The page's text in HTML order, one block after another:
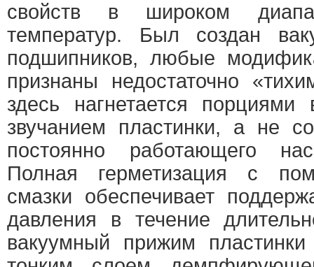
свойств в широком
температур. Был создан
подшипников, любые
признаны недостаточно
здесь нагнетается
звучанием пластинки, а не
постоянно работающего
Полная герметизация с
смазки обеспечивает
давления в течение
вакуумный прижим